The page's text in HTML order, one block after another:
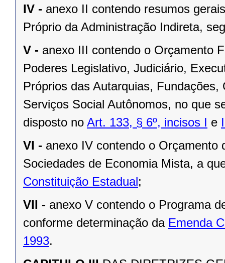
IV - anexo II contendo resumos
Próprio da Administração Indireta,
V - anexo III contendo o Orçamento
Poderes Legislativo, Judiciário,
Próprios das Autarquias,
Serviços Social Autônomos, no que
disposto no Art. 133, § 6º, incisos I e
VI - anexo IV contendo o Orçamento
Sociedades de Economia Mista, a
Constituição Estadual;
VII - anexo V contendo o Programa
conforme determinação da Emenda
1993.